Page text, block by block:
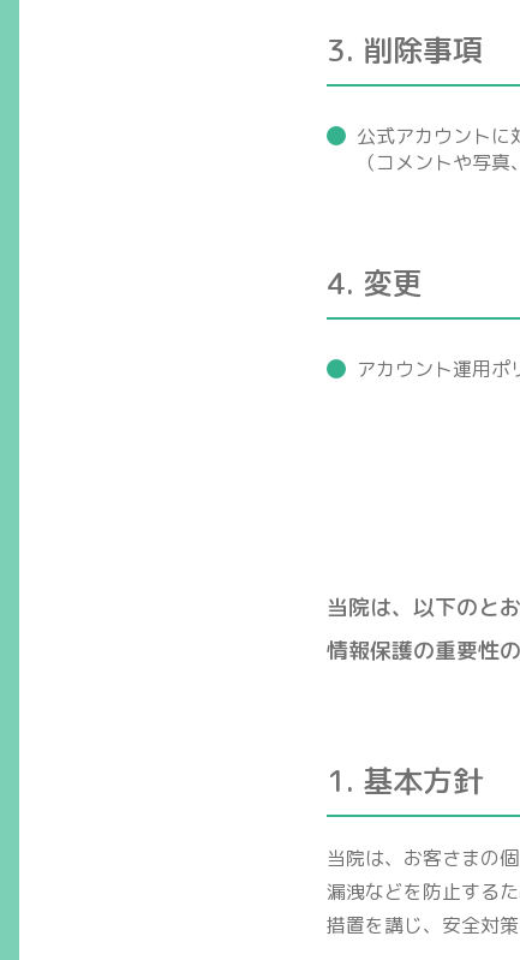
3. 削除事項
公式アカウントに
（コメントや写
4. 変更
アカウント運用ポ
当院は、以下のと
情報保護の重要性
1. 基本方針
当院は、お客さまの
漏洩などを防止する
措置を講じ、安全対